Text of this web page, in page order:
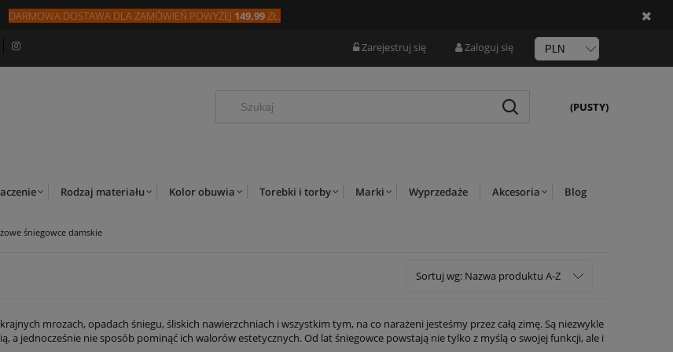
DARMOWA DOSTAWA DLAZAMÓWIEŃ POWYŻEJ 149,99ZŁ.
Zarejestruj się Zaloguj się
(PUSTY)
Rodzaj materiału Kolor obuwia Torebki i torby Marki Wyprzedaże Akcesoria Blog
śniegowce damskie
Sortuj wg: Nazwa produktu A-Z
mrozach, opadach śniegu, śliskich nawierzchniach i wszystkim tym, na co narażeni jesteśmy przez całą zimę. Są niezwykle
a jednocześnie nie sposób pominąć ich walorów estetycznych. Od lat śniegowce powstają nie tylko z myślą o swojej funkcji, ale i